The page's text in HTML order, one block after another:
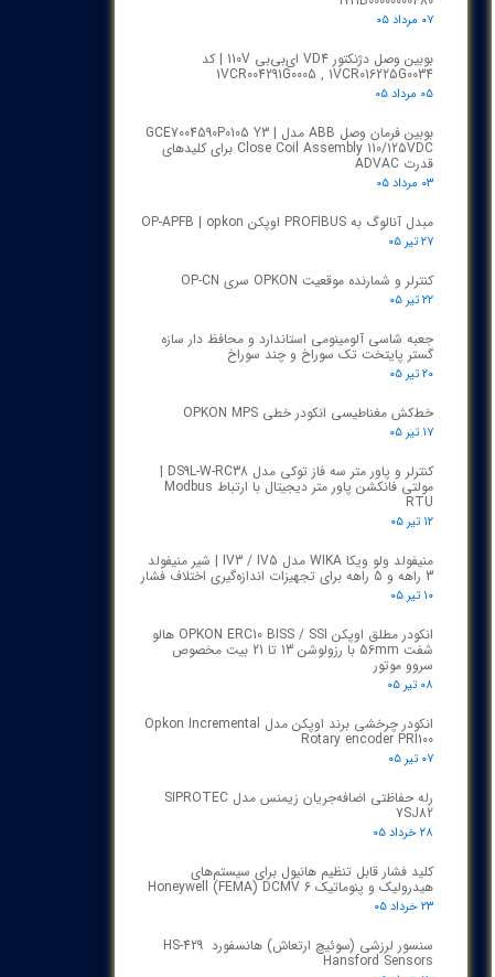
۰۷ مرداد ۰۵
بوبین وصل دژنکتور VD4 ای‌بی‌بی 110V | کد
1VCR004291G0005 , 1VCR016225G0034
۰۵ مرداد ۰۵
بوبین فرمان وصل ABB مدل GCE7004590P0105 Y3 |
Close Coil Assembly 110/125VDC برای کلیدهای
قدرت ADVAC
۰۳ مرداد ۰۵
مبدل آنالوگ به PROFIBUS اوپکن OP-APFB | opkon
۲۷ تیر ۰۵
کنترلر و شمارنده موقعیت OPKON سری OP-CN
۲۲ تیر ۰۵
جعبه شاسی آلومینومی استاندارد و محافظ دار سازه
گستر پایتخت تک سوراخ و چند سوراخ
۲۰ تیر ۰۵
خط‌کش مغناطیسی انکودر خطی OPKON MPS
۱۷ تیر ۰۵
کنترلر و پاور متر سه فاز توکی مدل DS9L-W-RC38 |
مولتی فانکشن پاور متر دیجیتال با ارتباط Modbus
RTU
۱۲ تیر ۰۵
منیفولد ولو ویکا WIKA مدل IV3 / IV5 | شیر منیفولد
3 راهه و 5 راهه برای تجهیزات اندازه‌گیری اختلاف فشار
۱۰ تیر ۰۵
انکودر مطلق اوپکن OPKON ERC10 BISS / SSI هالو
شفت 56mm با رزولوشن 13 تا 21 بیت مخصوص
سروو موتور
۰۸ تیر ۰۵
انکودر چرخشی برند اوپکن مدل Opkon Incremental
Rotary encoder PRI100
۰۷ تیر ۰۵
رله حفاظتی اضافه‌جریان زیمنس مدل SIPROTEC
7SJ82
۲۸ خرداد ۰۵
کلید فشار قابل تنظیم هانیول برای سیستم‌های
هیدرولیک و پنوماتیک Honeywell (FEMA) DCMV 6
۲۳ خرداد ۰۵
سنسور لرزشی (سوئیچ ارتعاش) هانسفورد HS-429
Hansford Sensors